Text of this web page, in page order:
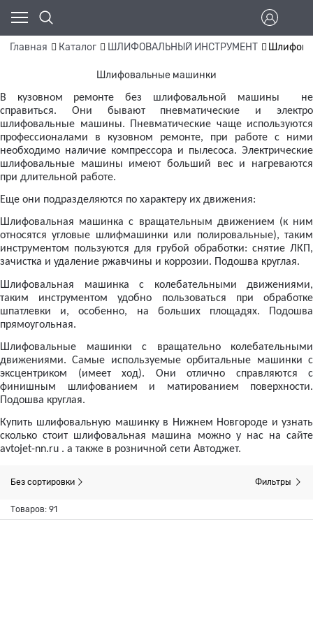
Главная Каталог ШЛИФОВАЛЬНЫЙ ИНСТРУМЕНТ
Шлифовальные машинки
В кузовном ремонте без шлифовальной машины не
справиться. Они бывают пневматические и электро
шлифовальные машины. Пневматические чаще используются
профессионалами в кузовном ремонте, при работе с ними
необходимо наличие компрессора и пылесоса. Электрические
шлифовальные машины имеют больший вес и нагреваются
при длительной работе.
Еще они подразделяются по характеру их движения:
Шлифовальная машинка с вращательным движением (к ним
относятся угловые шлифмашинки или полировальные), таким
инструментом пользуются для грубой обработки: снятие ЛКП,
зачистка и удаление ржавчины и коррозии. Подошва круглая.
Шлифовальная машинка с колебательными движениями,
таким инструментом удобно пользоваться при обработке
шпатлевки и, особенно, на больших площадях. Подошва
прямоугольная.
Шлифовальные машинки с вращательно колебательными
движениями. Самые используемые орбитальные машинки с
эксцентриком (имеет ход). Они отлично справляются с
финишным шлифованием и матированием поверхности.
Подошва круглая.
Купить шлифовальную машинку в Нижнем Новгороде и узнать
сколько стоит шлифовальная машина можно у нас на сайте
avtojet-nn.ru . а также в розничной сети Автоджет.
Без сортировки Фильтры
Товаров: 91